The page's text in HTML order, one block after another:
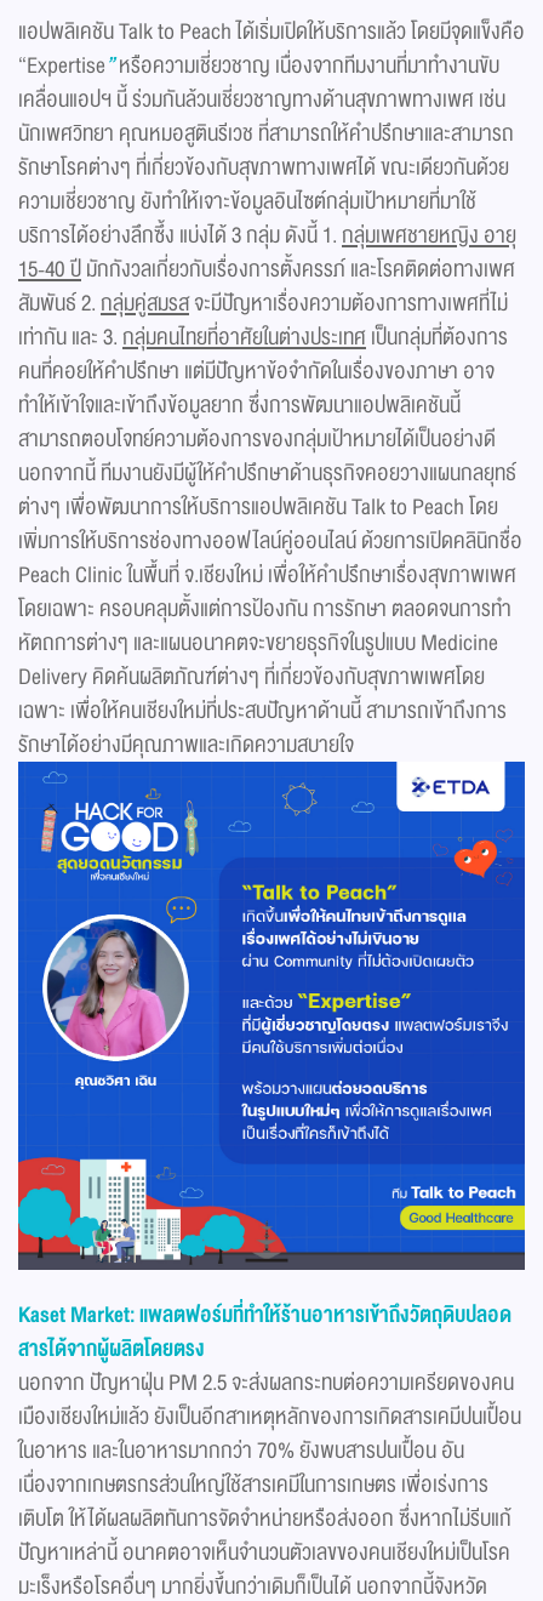
แอปพลิเคชัน Talk to Peach ได้เริ่มเปิดให้บริการแล้ว โดยมีจุดแข็งคือ
“Expertise”หรือความเชี่ยวชาญ เนื่องจากทีมงานที่มาทำงานขับ
เคลื่อนแอปฯ นี้ ร่วมกันล้วนเชี่ยวชาญทางด้านสุขภาพทางเพศ เช่น
นักเพศวิทยา คุณหมอสูตินรีเวช ที่สามารถให้คำปรึกษาและสามารถ
รักษาโรคต่างๆ ที่เกี่ยวข้องกับสุขภาพทางเพศได้ ขณะเดียวกันด้วย
ความเชี่ยวชาญ ยังทำให้เจาะข้อมูลอินไซต์กลุ่มเป้าหมายที่มาใช้
บริการได้อย่างลึกซึ้ง แบ่งได้ 3 กลุ่ม ดังนี้ 1.กลุ่มเพศชายหญิง อายุ
15-40 ปีมักกังวลเกี่ยวกับเรื่องการตั้งครรภ์ และโรคติดต่อทางเพศ
สัมพันธ์ 2.กลุ่มคู่สมรสจะมีปัญหาเรื่องความต้องการทางเพศที่ไม่
เท่ากัน และ 3.กลุ่มคนไทยที่อาศัยในต่างประเทศเป็นกลุ่มที่ต้องการ
คนที่คอยให้คำปรึกษา แต่มีปัญหาข้อจำกัดในเรื่องของภาษา อาจ
ทำให้เข้าใจและเข้าถึงข้อมูลยาก ซึ่งการพัฒนาแอปพลิเคชันนี้
สามารถตอบโจทย์ความต้องการของกลุ่มเป้าหมายได้เป็นอย่างดี
นอกจากนี้ ทีมงานยังมีผู้ให้คำปรึกษาด้านธุรกิจคอยวางแผนกลยุทธ์
ต่างๆ เพื่อพัฒนาการให้บริการแอปพลิเคชัน Talk to Peach โดย
เพิ่มการให้บริการช่องทางออฟไลน์คู่ออนไลน์ ด้วยการเปิดคลินิกชื่อ
Peach Clinic ในพื้นที่ จ.เชียงใหม่ เพื่อให้คำปรึกษาเรื่องสุขภาพเพศ
โดยเฉพาะ ครอบคลุมตั้งแต่การป้องกัน การรักษา ตลอดจนการทำ
หัตถการต่างๆ และแผนอนาคตจะขยายธุรกิจในรูปแบบ Medicine
Delivery คิดค้นผลิตภัณฑ์ต่างๆ ที่เกี่ยวข้องกับสุขภาพเพศโดย
เฉพาะ เพื่อให้คนเชียงใหม่ที่ประสบปัญหาด้านนี้ สามารถเข้าถึงการ
รักษาได้อย่างมีคุณภาพและเกิดความสบายใจ
Kaset Market: แพลตฟอร์มที่ทำให้ร้านอาหารเข้าถึงวัตถุดิบปลอด
สารได้จากผู้ผลิตโดยตรง
นอกจาก ปัญหาฝุ่น PM 2.5 จะส่งผลกระทบต่อความเครียดของคน
เมืองเชียงใหม่แล้ว ยังเป็นอีกสาเหตุหลักของการเกิดสารเคมีปนเปื้อน
ในอาหาร และในอาหารมากกว่า 70% ยังพบสารปนเปื้อน อัน
เนื่องจากเกษตรกรส่วนใหญ่ใช้สารเคมีในการเกษตร เพื่อเร่งการ
เติบโต ให้ได้ผลผลิตทันการจัดจำหน่ายหรือส่งออก ซึ่งหากไม่รีบแก้
ปัญหาเหล่านี้ อนาคตอาจเห็นจำนวนตัวเลขของคนเชียงใหม่เป็นโรค
มะเร็งหรือโรคอื่นๆ มากยิ่งขึ้นกว่าเดิมก็เป็นได้ นอกจากนี้จังหวัด